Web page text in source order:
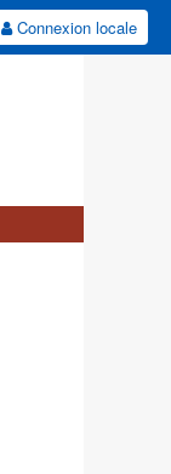
Connexion locale